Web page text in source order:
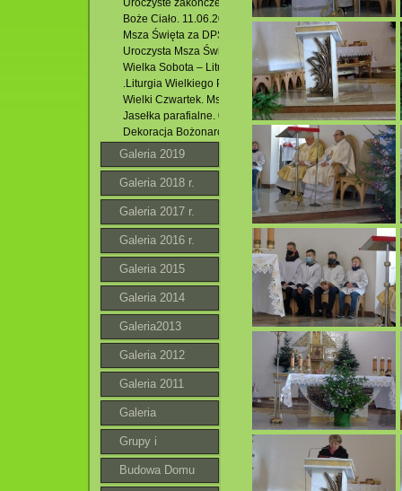
Uroczyste zakończenie Oktawy Bożego Ciała.
Boże Ciało. 11.06.2020 r.
Msza Święta za DPS w Krasnobrodzie. 11.05.2020 r.
Uroczysta Msza Święta Niedzieli Zmartwychwstania
Wielka Sobota – Liturgia Wigilii Paschalnej. 11.04.2020 r.
.Liturgia Wielkiego Piątku. 10.04.2020 r.
Wielki Czwartek. Msza Św. Wieczerzy Pańskiej.
Jasełka parafialne. 06. 01. 2020 r.
Dekoracja Bożonarodzeniowa Naszego Kościoła.2019.
Galeria 2019
Galeria 2018 r.
Galeria 2017 r.
Galeria 2016 r.
Galeria 2015
Galeria 2014
Galeria2013
Galeria 2012
Galeria 2011
Galeria
Grupy i
wspólnoty
Budowa Domu